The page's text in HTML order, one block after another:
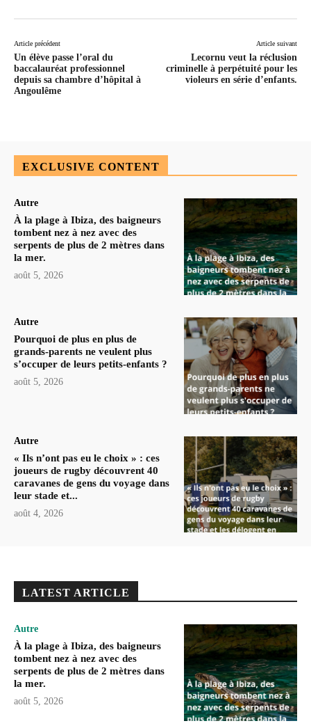
Article précédent
Un élève passe l’oral du
baccalauréat professionnel
depuis sa chambre d’hôpital à
Angoulême
Article suivant
Lecornu veut la réclusion
criminelle à perpétuité pour les
violeurs en série d’enfants.
EXCLUSIVE CONTENT
Autre
À la plage à Ibiza, des baigneurs
tombent nez à nez avec des
serpents de plus de 2 mètres dans
la mer.
août 5, 2026
Autre
Pourquoi de plus en plus de
grands-parents ne veulent plus
s’occuper de leurs petits-enfants ?
août 5, 2026
Autre
« Ils n’ont pas eu le choix » : ces
joueurs de rugby découvrent 40
caravanes de gens du voyage dans
leur stade et...
août 4, 2026
LATEST ARTICLE
Autre
À la plage à Ibiza, des baigneurs
tombent nez à nez avec des
serpents de plus de 2 mètres dans
la mer.
août 5, 2026